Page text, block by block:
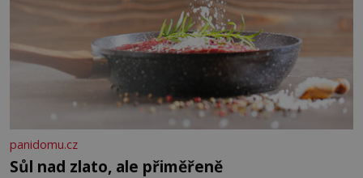
panidomu.cz
Sůl nad zlato, ale přiměřeně